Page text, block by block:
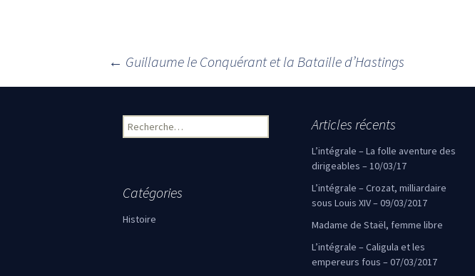
Navigation des articles
← Guillaume le Conquérant et la Bataille d’Hastings
Rechercher : Articles récents
L’intégrale – La folle aventure des
dirigeables – 10/03/17
L’intégrale – Crozat, milliardaire
sous Louis XIV – 09/03/2017
Madame de Staël, femme libre
L’intégrale – Caligula et les
empereurs fous – 07/03/2017
Catégories
Histoire